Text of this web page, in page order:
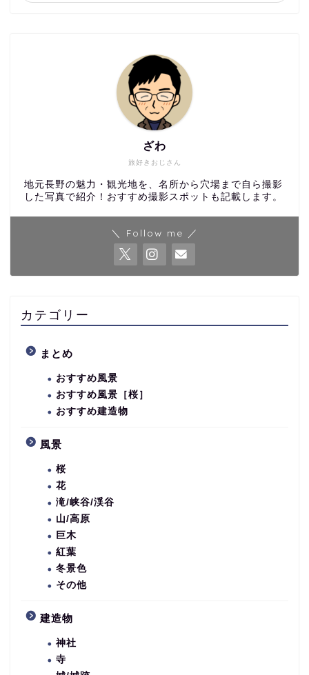
旅好きおじさん
ざわ
地元長野の魅力・観光地を、名所から穴場まで自ら撮影
した写真で紹介！おすすめ撮影スポットも記載します。
＼ Follow me ／
カテゴリー
まとめ
おすすめ風景
おすすめ風景［桜］
おすすめ建造物
風景
桜
花
滝/峡谷/渓谷
山/高原
巨木
紅葉
冬景色
その他
建造物
神社
寺